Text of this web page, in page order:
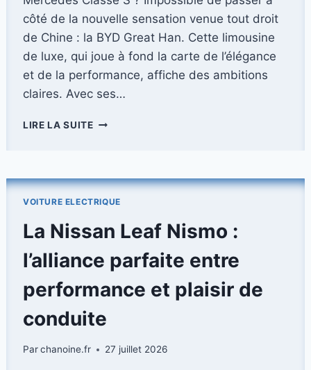
côté de la nouvelle sensation venue tout droit
de Chine : la BYD Great Han. Cette limousine
de luxe, qui joue à fond la carte de l’élégance
et de la performance, affiche des ambitions
claires. Avec ses…
LIRE LA SUITEDÉCOUVREZ
HAN
LA
NOUVELLE
RIVALE
DE
CLASSE
AVEC
AUTONOMIE
VOITURE ELECTRIQUE
La Nissan Leaf Nismo :
l’alliance parfaite entre
performance et plaisir de
conduite
Parchanoine.fr 27 juillet 2026